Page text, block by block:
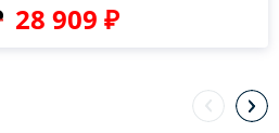
28 909 ₽